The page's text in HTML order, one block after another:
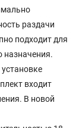
раздачи
подходит для
назначения.
входит
В новой